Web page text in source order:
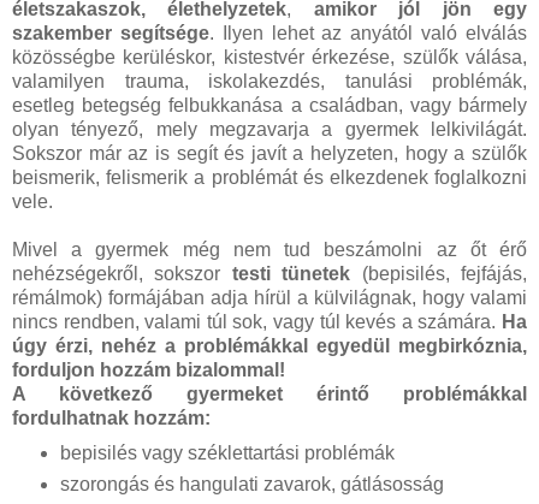
életszakaszok, élethelyzetek, amikor jól jön egy
szakember segítsége. Ilyen lehet az anyától való elválás
közösségbe kerüléskor, kistestvér érkezése, szülők válása,
valamilyen trauma, iskolakezdés, tanulási problémák,
esetleg betegség felbukkanása a családban, vagy bármely
olyan tényező, mely megzavarja a gyermek lelkivilágát.
Sokszor már az is segít és javít a helyzeten, hogy a szülők
beismerik, felismerik a problémát és elkezdenek foglalkozni
vele.
Mivel a gyermek még nem tud beszámolni az őt érő
nehézségekről, sokszor testi tünetek (bepisilés, fejfájás,
rémálmok) formájában adja hírül a külvilágnak, hogy valami
nincs rendben, valami túl sok, vagy túl kevés a számára. Ha
úgy érzi, nehéz a problémákkal egyedül megbirkóznia,
forduljon hozzám bizalommal!
A következő gyermeket érintő problémákkal
fordulhatnak hozzám:
bepisilés vagy széklettartási problémák
szorongás és hangulati zavarok, gátlásosság